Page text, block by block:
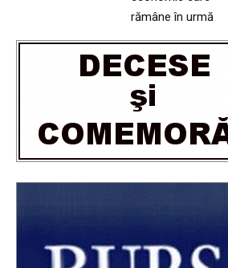
rămâne în urmă